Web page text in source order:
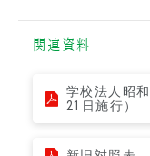
関連資料
学校法人昭
21日施行）